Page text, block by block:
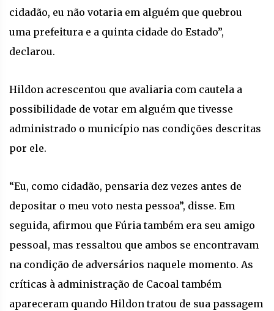
cidadão, eu não votaria em alguém que quebrou
uma prefeitura e a quinta cidade do Estado”,
declarou.
Hildon acrescentou que avaliaria com cautela a
possibilidade de votar em alguém que tivesse
administrado o município nas condições descritas
por ele.
“Eu, como cidadão, pensaria dez vezes antes de
depositar o meu voto nesta pessoa”, disse. Em
seguida, afirmou que Fúria também era seu amigo
pessoal, mas ressaltou que ambos se encontravam
na condição de adversários naquele momento. As
críticas à administração de Cacoal também
apareceram quando Hildon tratou de sua passagem